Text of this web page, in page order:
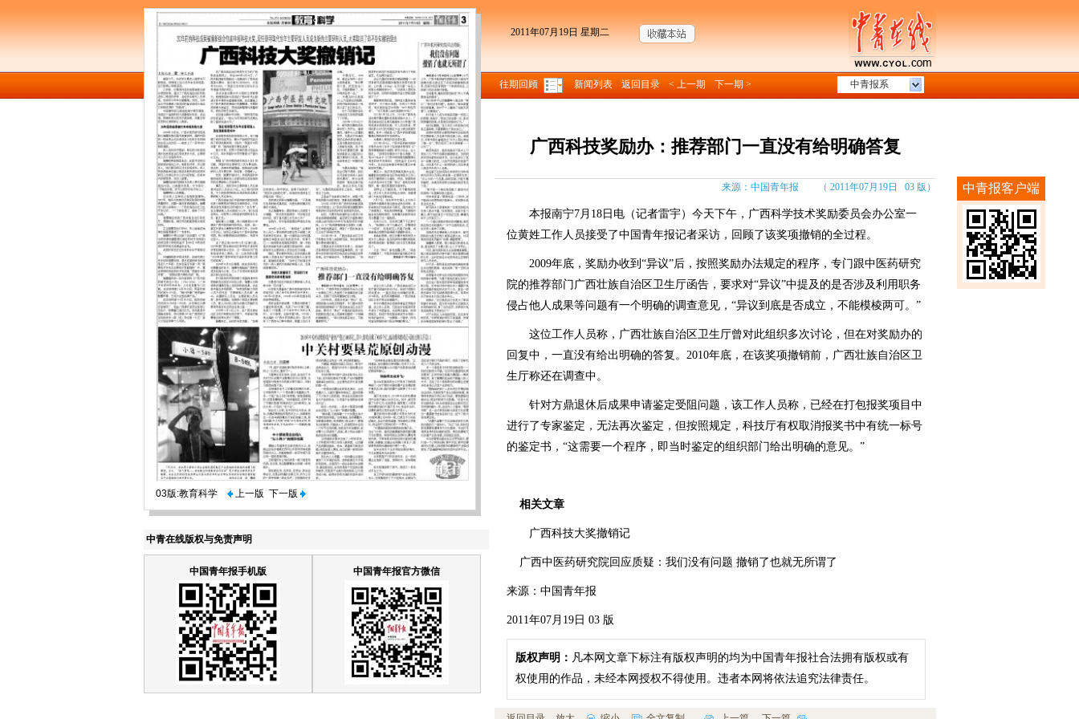
中青报客户端
03版:教育科学 上一版 下一版
中青在线版权与免责声明
中国青年报手机版 中国青年报官方微信
2011年07月19日 星期二
往期回顾 新闻列表 返回目录 < 上一期 下一期 > 中青报系
广西科技奖励办：推荐部门一直没有给明确答复
来源：中国青年报 （ 2011年07月19日 03 版）
本报南宁7月18日电（记者雷宇）今天下午，广西科学技术奖励委员会办公室一
位黄姓工作人员接受了中国青年报记者采访，回顾了该奖项撤销的全过程。
2009年底，奖励办收到“异议”后，按照奖励办法规定的程序，专门跟中医药研究
院的推荐部门广西壮族自治区卫生厅函告，要求对“异议”中提及的是否涉及利用职务
侵占他人成果等问题有一个明确的调查意见，“异议到底是否成立，不能模棱两可。”
这位工作人员称，广西壮族自治区卫生厅曾对此组织多次讨论，但在对奖励办的
回复中，一直没有给出明确的答复。2010年底，在该奖项撤销前，广西壮族自治区卫
生厅称还在调查中。
针对方鼎退休后成果申请鉴定受阻问题，该工作人员称，已经在打包报奖项目中
进行了专家鉴定，无法再次鉴定，但按照规定，科技厅有权取消报奖书中有统一标号
的鉴定书，“这需要一个程序，即当时鉴定的组织部门给出明确的意见。”
相关文章
广西科技大奖撤销记
广西中医药研究院回应质疑：我们没有问题 撤销了也就无所谓了
来源：中国青年报
2011年07月19日 03 版
版权声明： 凡本网文章下标注有版权声明的均为中国青年报社合法拥有版权或有
权使用的作品，未经本网授权不得使用。违者本网将依法追究法律责任。